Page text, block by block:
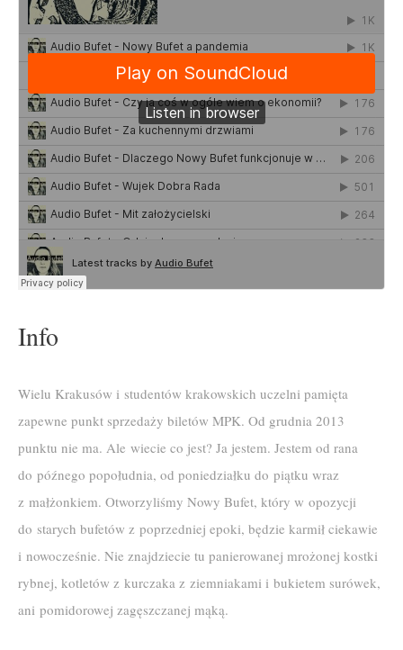
Info
Wielu Krakusów i studentów krakowskich uczelni pamięta
zapewne punkt sprzedaży biletów MPK. Od grudnia 2013
punktu nie ma. Ale wiecie co jest? Ja jestem. Jestem od rana
do późnego popołudnia, od poniedziałku do piątku wraz
z małżonkiem. Otworzyliśmy Nowy Bufet, który w opozycji
do starych bufetów z poprzedniej epoki, będzie karmił ciekawie
i nowocześnie. Nie znajdziecie tu panierowanej mrożonej kostki
rybnej, kotletów z kurczaka z ziemniakami i bukietem surówek,
ani pomidorowej zagęszczanej mąką.